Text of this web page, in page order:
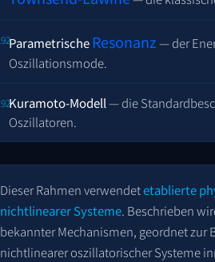
ParametrischeResonanz— der
Oszillationsmode.
Kuramoto-Modell— die
Oszillatoren.
Dieser Rahmen verwendetetablierte
nichtlinearer Systeme. Beschrieben
bekannter Mechanismen, geordnet zur
nichtlinearer oszillatorischer Systeme